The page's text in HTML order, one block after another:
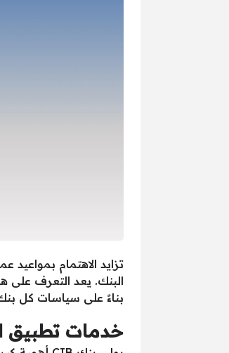
البنك. يعد التعرف على
بناءً على سياسات كل
خدمات تطبيق